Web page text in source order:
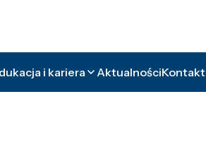
i kariera AktualnościKontakt